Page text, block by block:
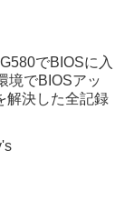
でBIOSに入
境でBIOSアッ
解決した全記録